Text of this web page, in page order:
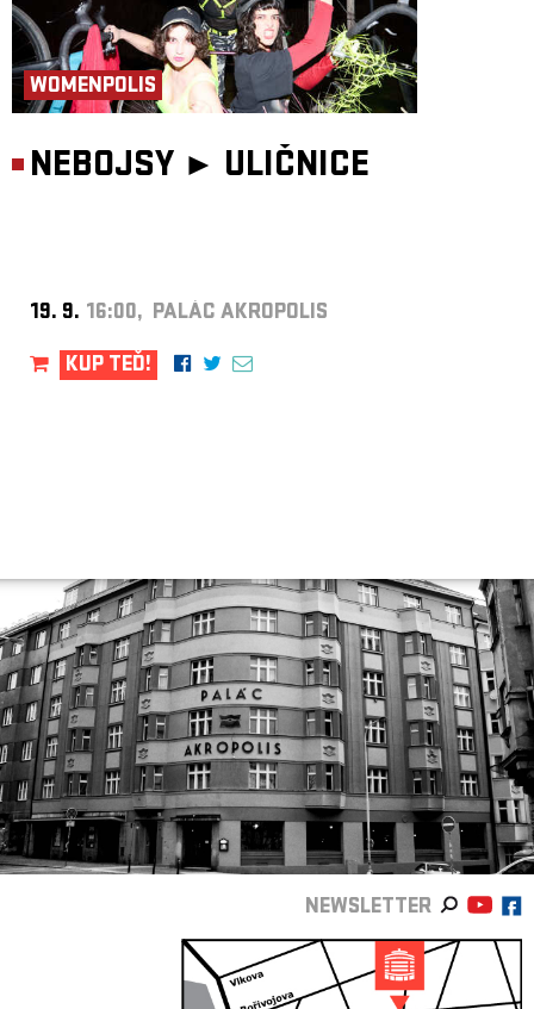
WOMENPOLIS
NEBOJSY ► ULIČNICE
19. 9. 16:00, PALÁC AKROPOLIS
KUP TEĎ!
NEWSLETTER